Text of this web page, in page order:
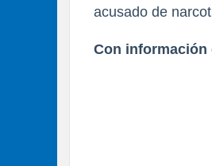
acusado de
Con información